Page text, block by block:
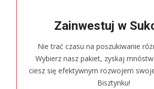
Zainwestuj w
Nie trać czasu na poszukiwanie
Wybierz nasz pakiet, zyskaj
ciesz się efektywnym rozwojem
Bisztynku!